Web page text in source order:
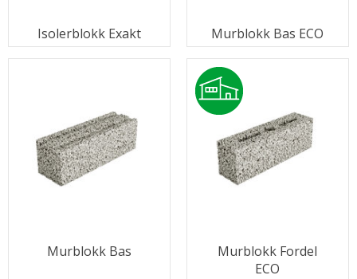
Isolerblokk Exakt Murblokk Bas ECO
Murblokk Bas
Murblokk Fordel
ECO